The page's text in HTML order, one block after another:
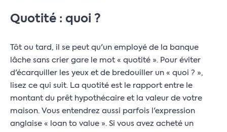
Quotité : quoi ?
Tôt ou tard, il se peut qu'un employé de la banque
lâche sans crier gare le mot « quotité ». Pour éviter
d'écarquiller les yeux et de bredouiller un « quoi ? »,
lisez ce qui suit. La quotité est le rapport entre le
montant du prêt hypothécaire et la valeur de votre
maison. Vous entendrez aussi parfois l'expression
anglaise « loan to value ». Si vous avez acheté un